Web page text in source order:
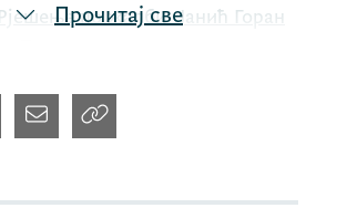
по жалби -Јанић Горан
Цетиње
по жалби -БРИВ
Прочитај све